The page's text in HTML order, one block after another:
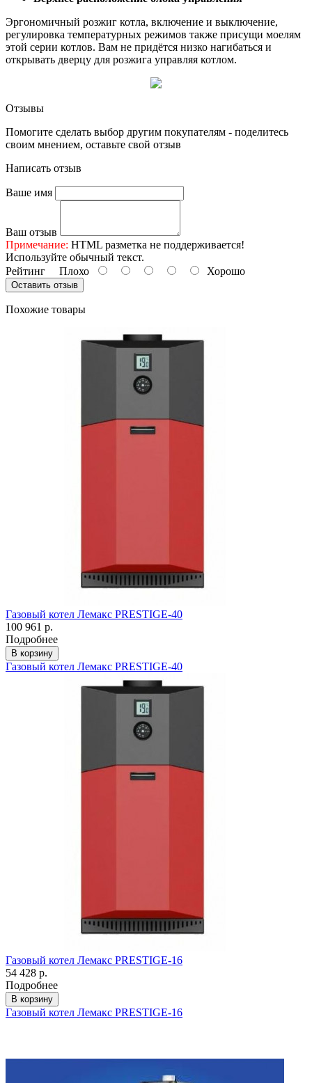
Эргономичный розжиг котла, включение и выключение,
регулировка температурных режимов также присущи моелям
этой серии котлов. Вам не придётся низко нагибаться и
открывать дверцу для розжига управляя котлом.
Отзывы
Помогите сделать выбор другим покупателям - поделитесь
своим мнением, оставьте свой отзыв
Написать отзыв
Ваше имя
Ваш отзыв
Примечание: HTML разметка не поддерживается!
Используйте обычный текст.
Рейтинг Плохо Хорошо
Оставить отзыв
Похожие товары
Газовый котел Лемакс PRESTIGE-40
100 961 р.
Подробнее
В корзину
Газовый котел Лемакс PRESTIGE-40
Газовый котел Лемакс PRESTIGE-16
54 428 р.
Подробнее
В корзину
Газовый котел Лемакс PRESTIGE-16